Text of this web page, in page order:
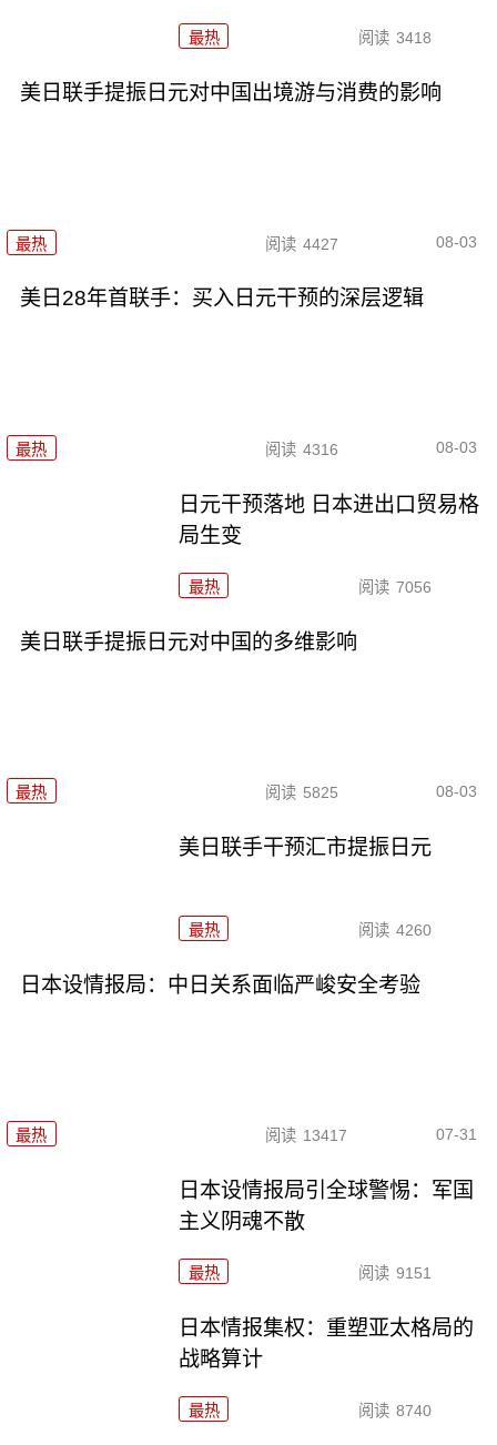
最热 阅读 3418
美日联手提振日元对中国出境游与消费的影响
最热 阅读 4427 08-03
美日28年首联手：买入日元干预的深层逻辑
最热 阅读 4316 08-03
日元干预落地 日本进出口贸易格
局生变
最热 阅读 7056
美日联手提振日元对中国的多维影响
最热 阅读 5825 08-03
美日联手干预汇市提振日元
最热 阅读 4260
日本设情报局：中日关系面临严峻安全考验
最热 阅读 13417 07-31
日本设情报局引全球警惕：军国
主义阴魂不散
最热 阅读 9151
日本情报集权：重塑亚太格局的
战略算计
最热 阅读 8740